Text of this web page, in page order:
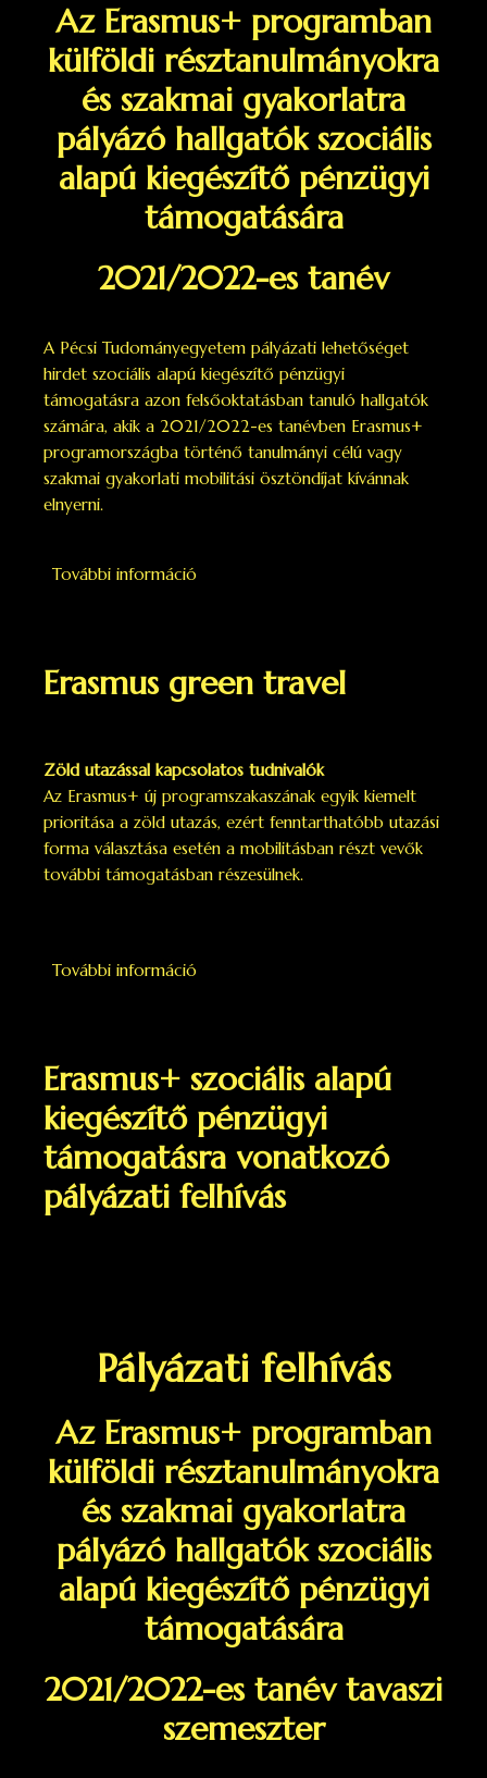
Az Erasmus+ programban
külföldi résztanulmányokra
és szakmai gyakorlatra
pályázó hallgatók szociális
alapú kiegészítő pénzügyi
támogatására
2021/2022-es tanév
A Pécsi Tudományegyetem pályázati lehetőséget
hirdet szociális alapú kiegészítő pénzügyi
támogatásra azon felsőoktatásban tanuló hallgatók
számára, akik a 2021/2022-es tanévben Erasmus+
programországba történő tanulmányi célú vagy
szakmai gyakorlati mobilitási ösztöndíjat kívánnak
elnyerni.
További információ
Erasmus green travel
Zöld utazással kapcsolatos tudnivalók
Az Erasmus+ új programszakaszának egyik kiemelt
prioritása a zöld utazás, ezért fenntarthatóbb utazási
forma választása esetén a mobilitásban részt vevők
további támogatásban részesülnek.
További információ
Erasmus+ szociális alapú
kiegészítő pénzügyi
támogatásra vonatkozó
pályázati felhívás
Pályázati felhívás
Az Erasmus+ programban
külföldi résztanulmányokra
és szakmai gyakorlatra
pályázó hallgatók szociális
alapú kiegészítő pénzügyi
támogatására
2021/2022-es tanév tavaszi
szemeszter